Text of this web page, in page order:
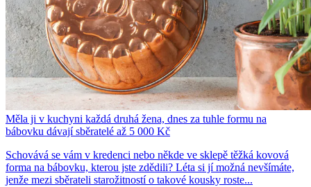
Měla ji v kuchyni každá druhá žena, dnes za tuhle formu na
bábovku dávají sběratelé až 5 000 Kč
Schovává se vám v kredenci nebo někde ve sklepě těžká kovová
forma na bábovku, kterou jste zdědili? Léta si jí možná nevšímáte,
jenže mezi sběrateli starožitností o takové kousky roste...